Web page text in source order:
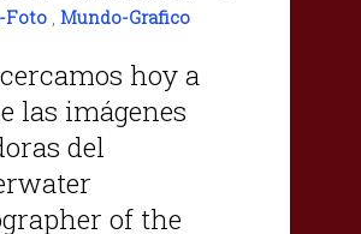
Foto , Mundo-Grafico
hoy a
las imágenes
del
of the